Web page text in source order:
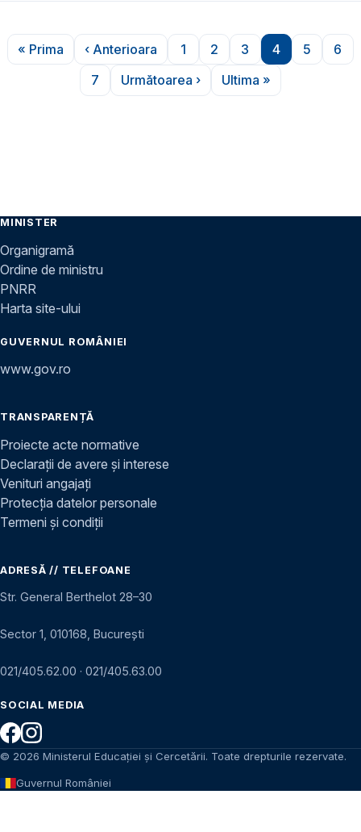
Paginare
Prima pagină
« Prima
Pagina anterioară
‹ Anterioara
Pagina
1
Pagina
2
Pagina
3
Pagina
4
Pagina
5 6
Pagina
7
Pagina următoare
Următoarea ›
Ultima pagină
Ultima »
MINISTER
Organigramă
Ordine de ministru
PNRR
Harta site-ului
GUVERNUL ROMÂNIEI
www.gov.ro
TRANSPARENȚĂ
Proiecte acte normative
Declarații de avere și interese
Venituri angajați
Protecția datelor personale
Termeni și condiții
ADRESĂ // TELEFOANE
Str. General Berthelot 28–30
Sector 1, 010168, București
021/405.62.00 · 021/405.63.00
SOCIAL MEDIA
© 2026 Ministerul Educației și Cercetării. Toate drepturile rezervate.
Guvernul României